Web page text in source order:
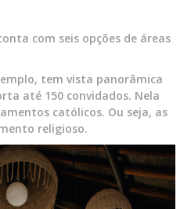
com seis opções de áreas
tem vista panorâmica
até 150 convidados. Nela
católicos. Ou seja, as
religioso.